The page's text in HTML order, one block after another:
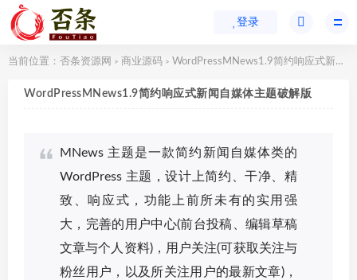
登录
当前位置： 否条资源网 > 商业源码 > WordPressMNews1.9简约响应式新闻自媒体主题破解版
WordPressMNews1.9简约响应式新闻自媒体主题破解版
MNews 主题是一款简约新闻自媒体类的
WordPress 主题，设计上简约、干净、精
致、响应式，功能上前所未有的实用强
大，完善的用户中心(前台投稿、编辑草稿
文章与个人资料)，用户关注(可获取关注与
粉丝用户，以及所关注用户的最新文章)，